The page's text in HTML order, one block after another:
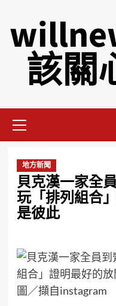
該關
地方新聞
貝克漢一家全
玩「排列組合
是彼此
圖／擷自instagram